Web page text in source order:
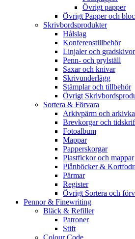
Övrigt papper
Övrigt Papper och
Skrivbordsprodukter
Hålslag
Konferenstillbehör
Linjaler och gradskivor
Penn- och prylställ
Saxar och knivar
Skrivunderlägg
Stämplar och tillbehör
Övrigt
Sortera & Förvara
Arkivpärm och
Brevkorgar och
Fotoalbum
Mappar
Papperskorgar
Plastfickor och mappar
Plånböcker &
Pärmar
Register
Övrigt Sortera och
Pennor & Finewriting
Bläck & Refiller
Patroner
Stift
Colour Code